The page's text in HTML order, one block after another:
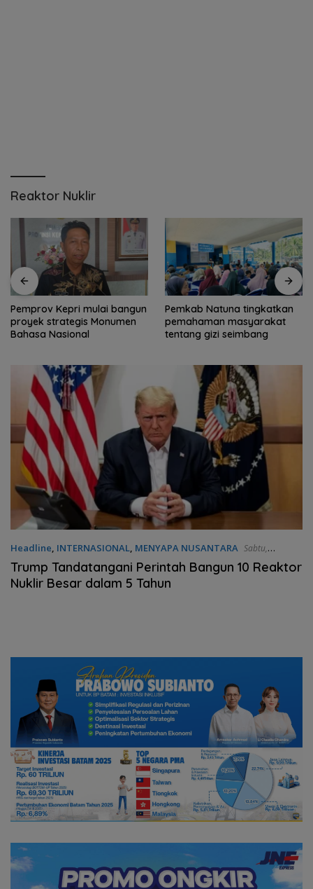
Reaktor Nuklir
Pemkab Natuna tingkatkan
pemahaman masyarakat
tentang gizi seimbang
Pemkab Natuna bekali
peserta Jamnas Pramuka
pengetahuan geopark
Headline, INTERNASIONAL, MENYAPA NUSANTARA Sabtu,
24/05/2025 - 11:28 WIB
Trump Tandatangani Perintah Bangun 10 Reaktor
Nuklir Besar dalam 5 Tahun